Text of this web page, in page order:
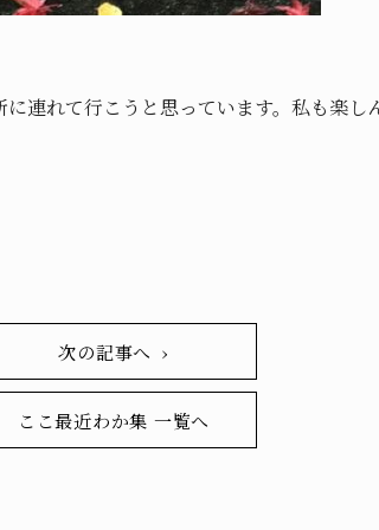
連れて行こうと思っています。私も楽し
次の記事へ ›
ここ最近わか集 一覧へ